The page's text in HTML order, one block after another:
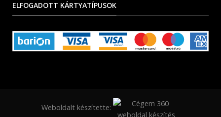
ELFOGADOTT KÁRTYATÍPUSOK
Weboldalt készítette: